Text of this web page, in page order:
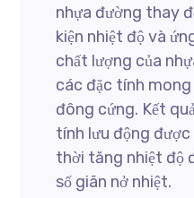
nhựa đường thay
kiện nhiệt độ và
chất lượng của
các đặc tính mong
đông cứng. Kết
tính lưu động
thời tăng nhiệt độ
số giãn nở nhiệt.